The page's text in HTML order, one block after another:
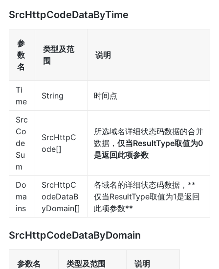
SrcHttpCodeDataByTime
参
数
名
类型及范
围
说明
Ti
me
String 时间点
Src
Co
de
Su
m
SrcHttpC
ode[]
所选域名详细状态码数据的合并
数据， 仅当ResultType取值为0
是返回此项参数
Do
ma
ins
SrcHttpC
odeDataB
yDomain[]
各域名的详细状态码数据，**
仅当ResultType取值为1是返回
此项参数**
SrcHttpCodeDataByDomain
参数名 类型及范围 说明